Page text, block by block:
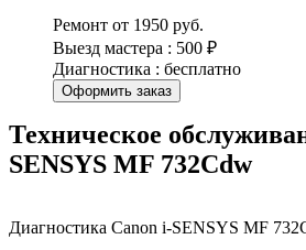
Ремонт от 1950 руб.
Выезд мастера : 500 ₽
Диагностика : бесплатно
Оформить заказ
Техническое
SENSYS MF 732Cdw
Диагностика Canon i-SENSYS MF